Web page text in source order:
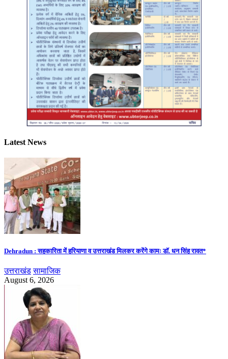
Latest News
Dehradun : सहकारिता में हरियाणा व उत्तराखंड मिलकर करेंगे कामः डाॅ. धन सिंह रावत*
उत्तराखंड सामाजिक
August 6, 2026